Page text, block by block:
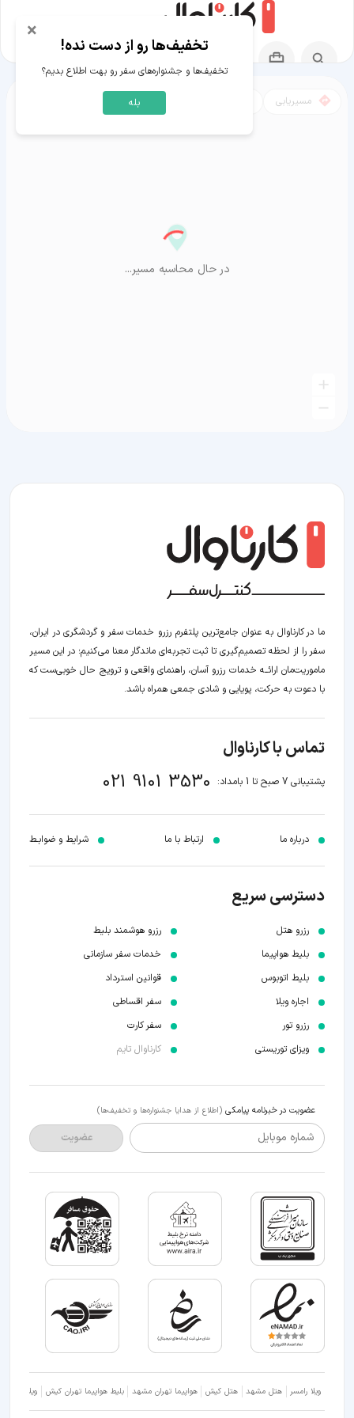
مسیریابی
در حال محاسبه مسیر...
ما در کارناوال به عنوان جامع‌ترین پلتفرم رزرو خدمات سفر و گردشگری در ایران،
سفر را از لحظه‌ تصمیم‌گیری تا ثبت تجربه‌ای ماندگار معنا می‌کنیم؛ در این مسیر‍
ماموریت‌مان اراﺋــﻪ خدمات رزرو آسان، راهنمای واقعی و ترویج حال خوبی‌ست که
با دعوت به حرکت، پویایی و شادی جمعی همراه باشد.
تماس با کارناوال
پشتیبانی 7 صبح تا 1 بامداد: 021 9101 3530
درباره ما ارتباط با ما شرایط و ضوابـط
دسترسی سریع
رزرو هتل
بلیط هواپیما
بلیط اتوبوس
اجاره ویلا
رزرو تور
ویزای توریستی
رزرو هوشمند بلیط
خدمات سفر سازمانی
قوانین استرداد
سفر اقساطی
سفر کارت
کارناوال تایم
عضویت در خبرنامه پیامکی (اطلاع از هدایا جشنواره‌ها و تخفیف‌ها)
شماره موبایل عضویت
ویلا رامسر هتل مشهد هتل کیش هواپیما تهران مشهد بلیط هواپیما تهران کیش ویلا شمال
× تخفیف‌ها رو از دست نده!
تخفیف‌ها و جشنواره‌های سفر رو بهت اطلاع بدیم؟
بله